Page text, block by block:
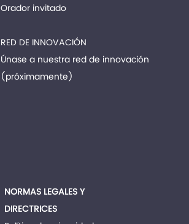
Orador invitado
RED DE INNOVACIÓN
Únase a nuestra red de innovación
(próximamente)
NORMAS LEGALES Y
DIRECTRICES